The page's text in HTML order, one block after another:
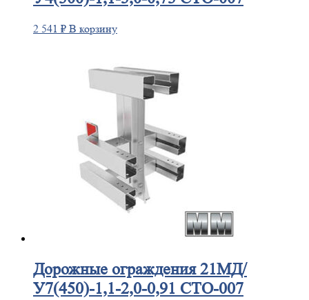
2 541 ₽ В корзину
Дорожные ограждения 21МД/
У7(450)-1,1-2,0-0,91 СТО-007